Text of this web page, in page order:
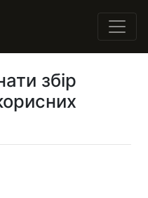
збір